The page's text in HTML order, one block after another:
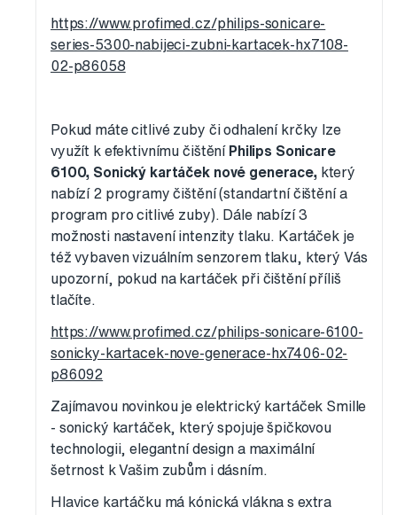
https://www.profimed.cz/philips-sonicare-
series-5300-nabijeci-zubni-kartacek-hx7108-
02-p86058
Pokud máte citlivé zuby či odhalení krčky lze
využít k efektivnímu čištění Philips Sonicare
6100, Sonický kartáček nové generace, který
nabízí 2 programy čištění (standartní čištění a
program pro citlivé zuby). Dále nabízí 3
možnosti nastavení intenzity tlaku. Kartáček je
též vybaven vizuálním senzorem tlaku, který Vás
upozorní, pokud na kartáček při čištění příliš
tlačíte.
https://www.profimed.cz/philips-sonicare-6100-
sonicky-kartacek-nove-generace-hx7406-02-
p86092
Zajímavou novinkou je elektrický kartáček Smille
- sonický kartáček, který spojuje špičkovou
technologii, elegantní design a maximální
šetrnost k Vašim zubům i dásním.
Hlavice kartáčku má kónická vlákna s extra